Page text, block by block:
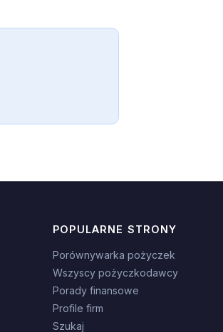
POPULARNE STRONY
Porównywarka pożyczek
Wszyscy pożyczkodawcy
Porady finansowe
Profile firm
Szukaj